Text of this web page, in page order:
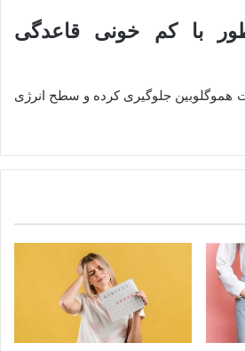
با کم‌ خونی قاعدگی
هموگلوبین جلوگیری کرده و سطح انرژی